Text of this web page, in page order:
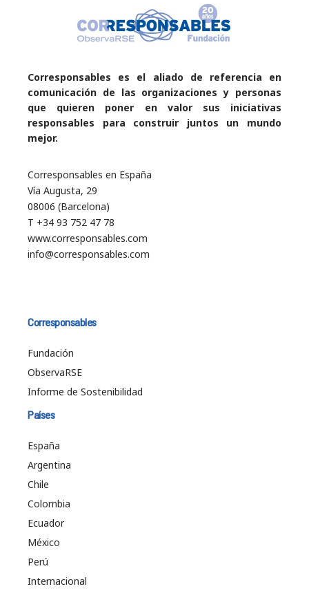
Corresponsables es el aliado de referencia en
comunicación de las organizaciones y personas
que quieren poner en valor sus iniciativas
responsables para construir juntos un mundo
mejor.
Corresponsables en España
Vía Augusta, 29
08006 (Barcelona)
T +34 93 752 47 78
www.corresponsables.com
info@corresponsables.com
Corresponsables
Fundación
ObservaRSE
Informe de Sostenibilidad
Países
España
Argentina
Chile
Colombia
Ecuador
México
Perú
Internacional